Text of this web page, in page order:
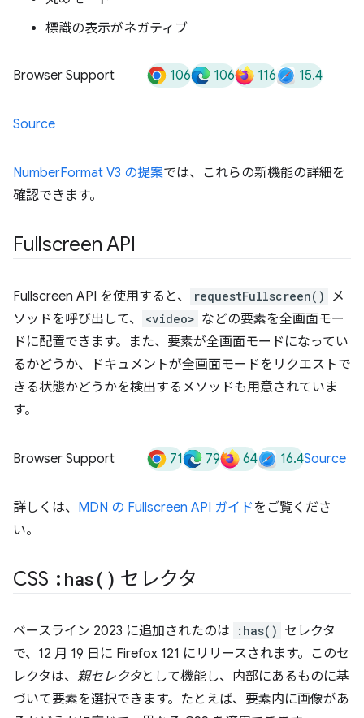
標識の表示がネガティブ
Browser Support 106 106 116 15.4
Source
NumberFormat V3 の提案では、これらの新機能の詳細を
確認できます。
Fullscreen API
Fullscreen API を使用すると、 requestFullscreen()
メ
ソッドを呼び出して、
<video> などの要素を全画面モー
ドに配置できます。また、要素が全画面モードになってい
るかどうか、ドキュメントが全画面モードをリクエストで
きる状態かどうかを検出するメソッドも用意されていま
す。
Browser Support 71 79 64 16.4Source
詳しくは、 MDN の Fullscreen API ガイドをご覧くださ
い。
CSS : has( ) セレクタ
ベースライン 2023 に追加されたのは :has() セレクタ
で、12 月 19 日に Firefox 121 にリリースされます。このセ
レクタは、 親セレクタとして機能し、内部にあるものに基
づいて要素を選択できます。たとえば、要素内に画像があ